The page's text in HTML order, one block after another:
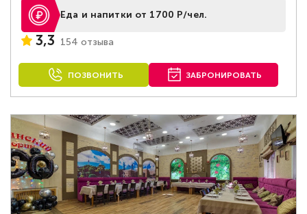
Еда и напитки от 1700 Р/чел.
3,3 154 отзыва
ПОЗВОНИТЬ ЗАБРОНИРОВАТЬ